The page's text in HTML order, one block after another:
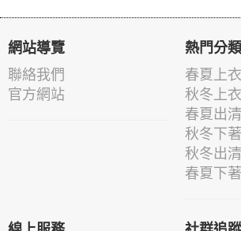
網站導覽
聯絡我們
官方網站
熱門分類
春夏上衣
秋冬上衣
春夏出
秋冬下著
秋冬出
春夏下著